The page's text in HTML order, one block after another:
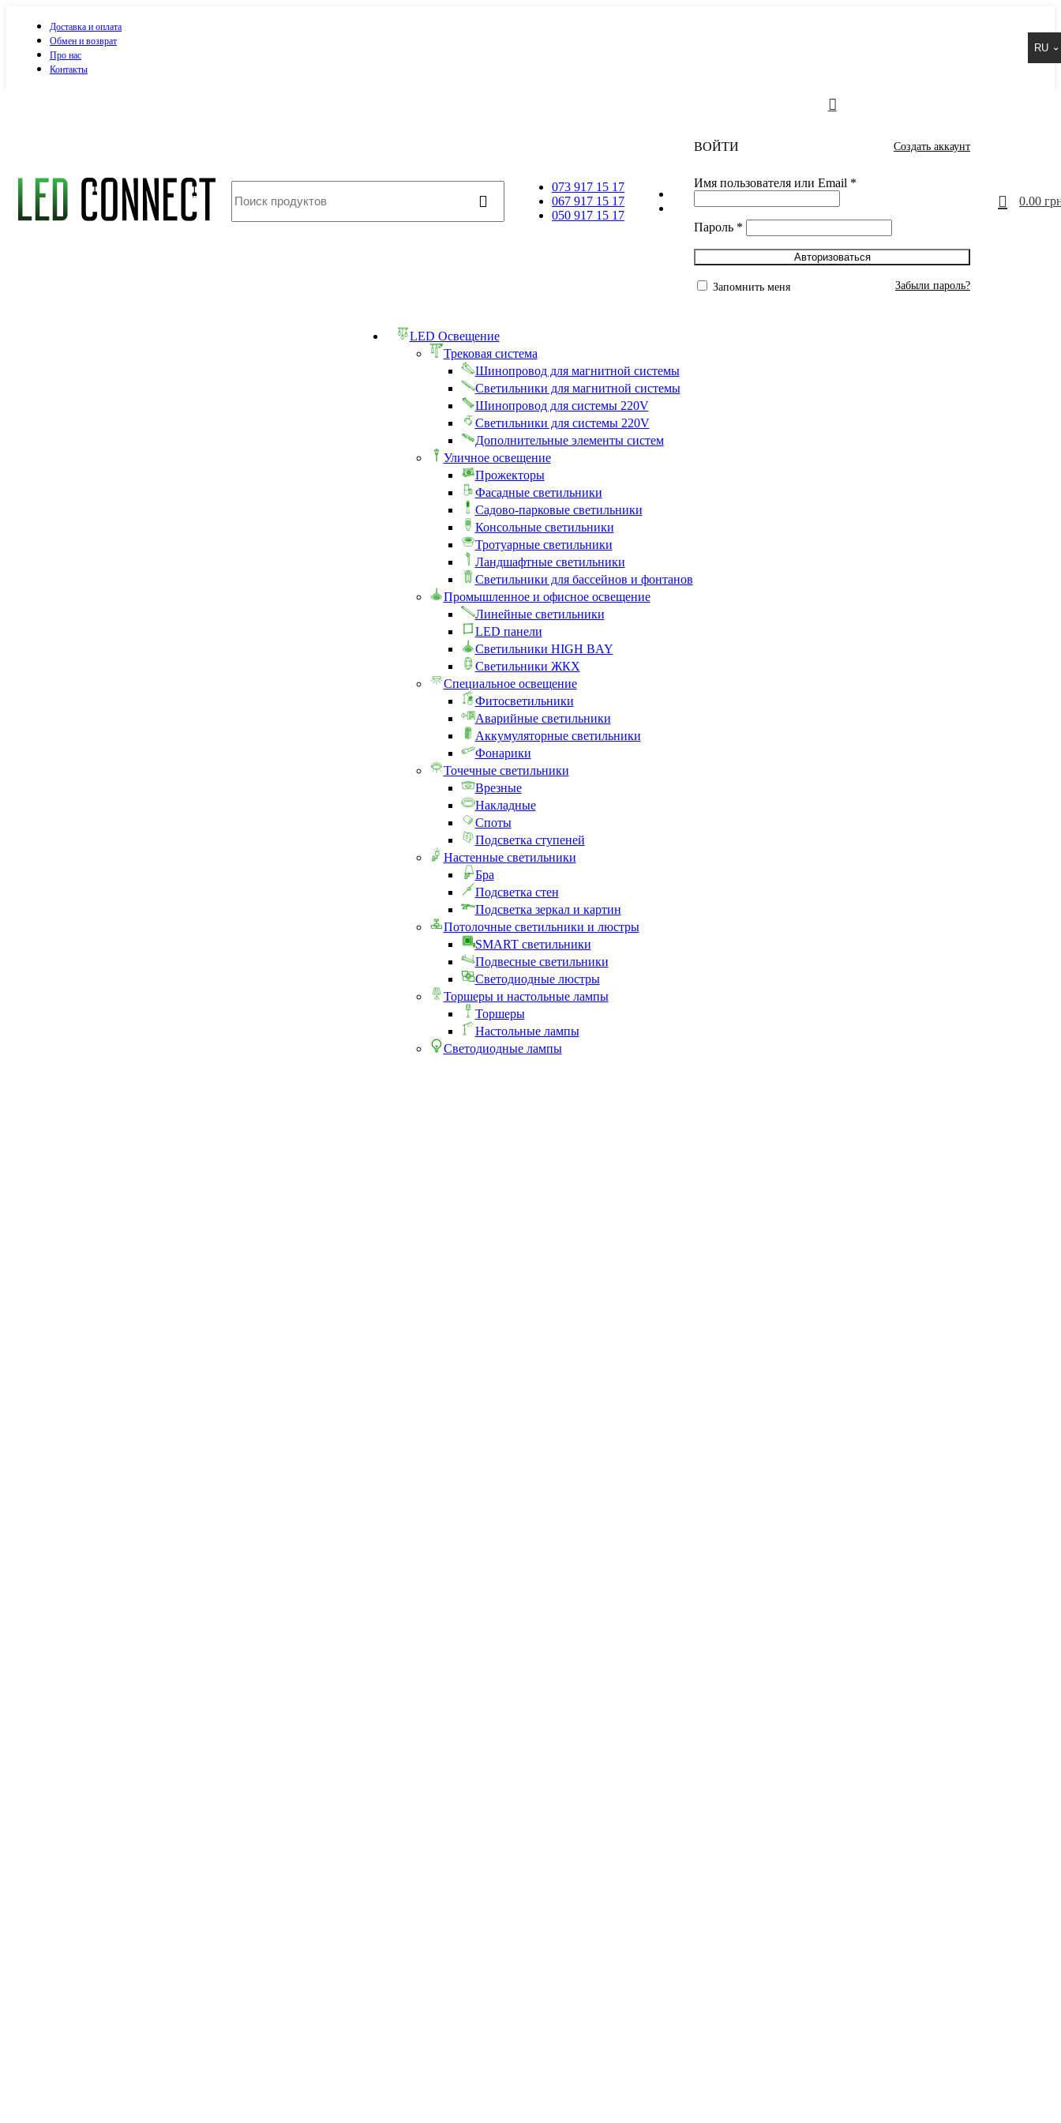
Доставка и оплата
Обмен и возврат
Про нас
Контакты
RU
073 917 15 17
067 917 15 17
050 917 15 17
ВОЙТИ Создать аккаунт
Имя пользователя или Email *
Пароль *
Авторизоваться
Забыли пароль?
Запомнить меня
0.00
LED Освещение
Трековая система
Шинопровод для магнитной системы
Светильники для магнитной системы
Шинопровод для системы 220V
Светильники для системы 220V
Дополнительные элементы систем
Уличное освещение
Прожекторы
Фасадные светильники
Садово-парковые светильники
Консольные светильники
Тротуарные светильники
Ландшафтные светильники
Светильники для бассейнов и фонтанов
Промышленное и офисное освещение
Линейные светильники
LED панели
Светильники HIGH BAY
Светильники ЖКХ
Специальное освещение
Фитосветильники
Аварийные светильники
Аккумуляторные светильники
Фонарики
Точечные светильники
Врезные
Накладные
Споты
Подсветка ступеней
Настенные светильники
Бра
Подсветка стен
Подсветка зеркал и картин
Потолочные светильники и люстры
SMART светильники
Подвесные светильники
Светодиодные люстры
Торшеры и настольные лампы
Торшеры
Настольные лампы
Светодиодные лампы